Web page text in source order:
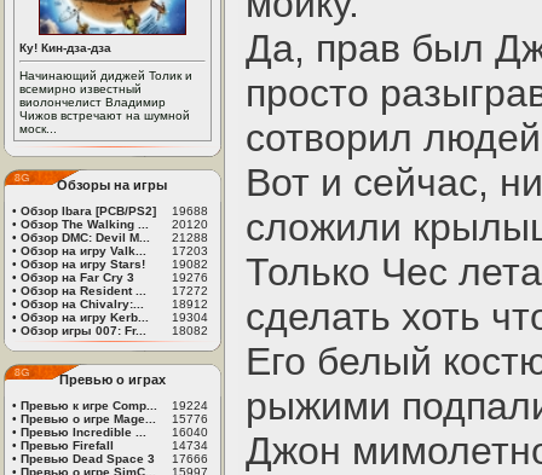
Ку! Кин-дза-дза
Начинающий диджей Толик и
всемирно известный
виолончелист Владимир
Чижов встречают на шумной
моск...
Обзоры на игры
• Обзор Ibara [PCB/PS2]
19688
• Обзор The Walking ...
20120
• Обзор DMC: Devil M...
21288
• Обзор на игру Valk...
17203
• Обзор на игру Stars!
19082
• Обзор на Far Cry 3
19276
• Обзор на Resident ...
17272
• Обзор на Chivalry:...
18912
• Обзор на игру Kerb...
19304
• Обзор игры 007: Fr... 18082
Превью о играх
• Превью к игре Comp...
19224
• Превью о игре Mage...
15776
• Превью Incredible ...
16040
• Превью Firefall
14734
• Превью Dead Space 3
17666
• Превью о игре SimC...
15997
Да, прав был
просто
сотворил
Вот и сейчас,
сложили
Только Чес
сделать хоть
Его белый
рыжими
Джон